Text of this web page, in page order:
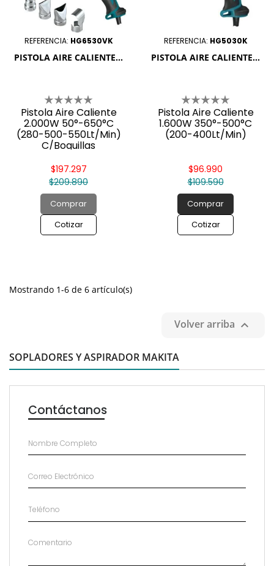
SOPLADORES Y ASPIRADOR MAKITA
Contáctanos
REFERENCIA: HG6530VK
PISTOLA AIRE CALIENTE...
Pistola Aire Caliente
2.000W 50°-650°C
(280-500-550Lt/Min)
C/Boquillas
$209.890
$197.297
Comprar
Cotizar
REFERENCIA: HG5030K
PISTOLA AIRE CALIENTE...
Pistola Aire Caliente
1.600W 350°-500°C
(200-400Lt/Min)
$109.590
$96.990
Comprar
Cotizar
Mostrando 1-6 de 6 artículo(s)
Volver arriba 